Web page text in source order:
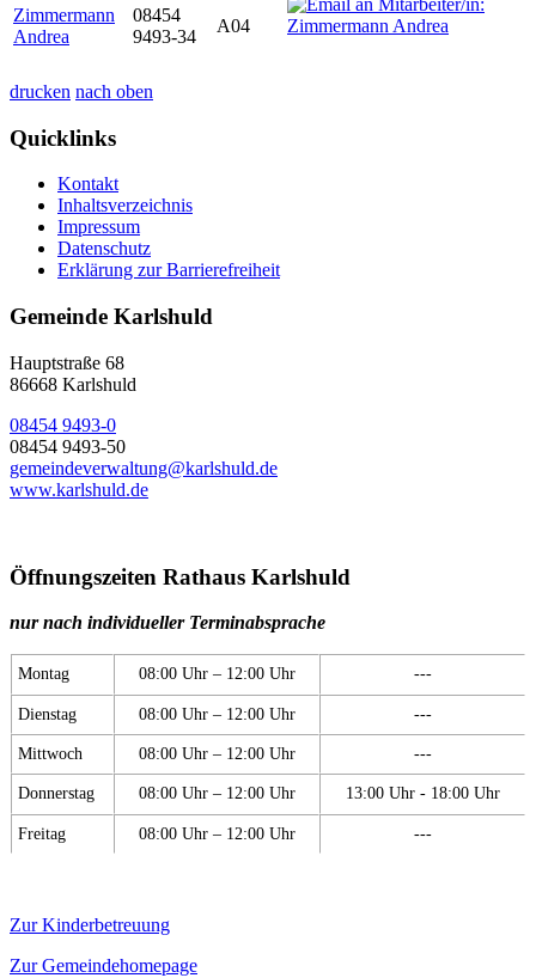
Zimmermann
Andrea
08454
9493-34
A04
drucken nach oben
Quicklinks
Kontakt
Inhaltsverzeichnis
Impressum
Datenschutz
Erklärung zur Barrierefreiheit
Gemeinde Karlshuld
Hauptstraße 68
86668 Karlshuld
08454 9493-0
08454 9493-50
gemeindeverwaltung@karlshuld.de
www.karlshuld.de
Öffnungszeiten Rathaus Karlshuld
nur nach individueller Terminabsprache
Montag 08:00 Uhr – 12:00 Uhr ---
Dienstag 08:00 Uhr – 12:00 Uhr ---
Mittwoch 08:00 Uhr – 12:00 Uhr ---
Donnerstag 08:00 Uhr – 12:00 Uhr 13:00 Uhr - 18:00 Uhr
Freitag 08:00 Uhr – 12:00 Uhr ---
Zur Kinderbetreuung
Zur Gemeindehomepage